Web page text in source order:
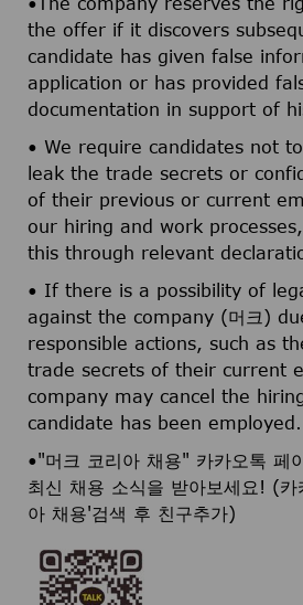
the offer if it discovers
candidate has given false
application or has provided
documentation in support of
• We require candidates not
leak the trade secrets or
of their previous or current
our hiring and work
this through relevant
• If there is a possibility of
against the company (머크)
responsible actions, such as
trade secrets of their current
company may cancel the
candidate has been employed.
•"머크 코리아 채용" 카카오톡 페
최신 채용 소식을 받아보세요! (카
아 채용'검색 후 친구추가)